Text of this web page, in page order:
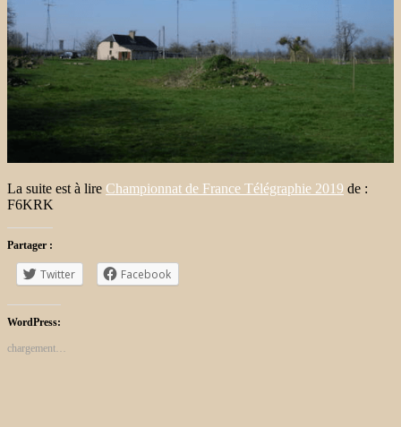
La suite est à lire Championnat de France Télégraphie 2019 de :
F6KRK
Partager :
Twitter Facebook
WordPress:
chargement…